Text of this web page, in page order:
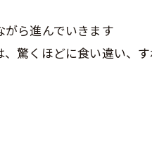
ら進んでいきます
驚くほどに食い違い、す